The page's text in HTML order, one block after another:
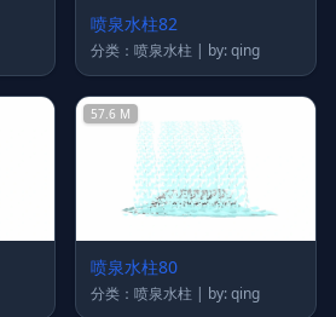
喷泉水柱82
分类：喷泉水柱 | by: qing
57.6 M
喷泉水柱80
分类：喷泉水柱 | by: qing